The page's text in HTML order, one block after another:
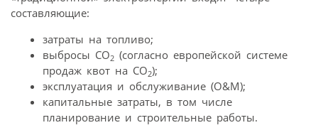
составляющие:
затраты на топливо;
выбросы CO2 (согласно европейской системе
продаж квот на СО2);
эксплуатация и обслуживание (O&M);
капитальные затраты, в том числе
планирование и строительные работы.